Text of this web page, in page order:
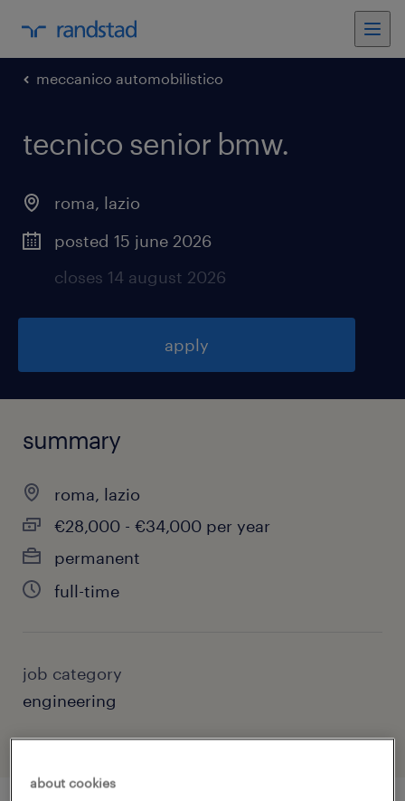
meccanico automobilistico
tecnico senior bmw.
roma, lazio
posted 15 june 2026
closes 14 august 2026
apply
summary
roma, lazio
€28,000 - €34,000 per year
permanent
full-time
job category
engineering
about cookies